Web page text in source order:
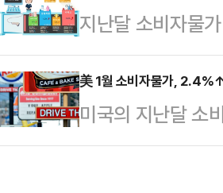
지수가 10.9% 증
비로는 0.3% 상
전년 대비 2.5%,
과 다우존스는 전
바 있다. 미국의
지난달 소비자물
다. 설 명절 수요
올랐다.국가데이
소비자물가지수
다. 소비자물가
美 1월 소비자물가,
미국의 지난달 소
집계됐다고 AP통